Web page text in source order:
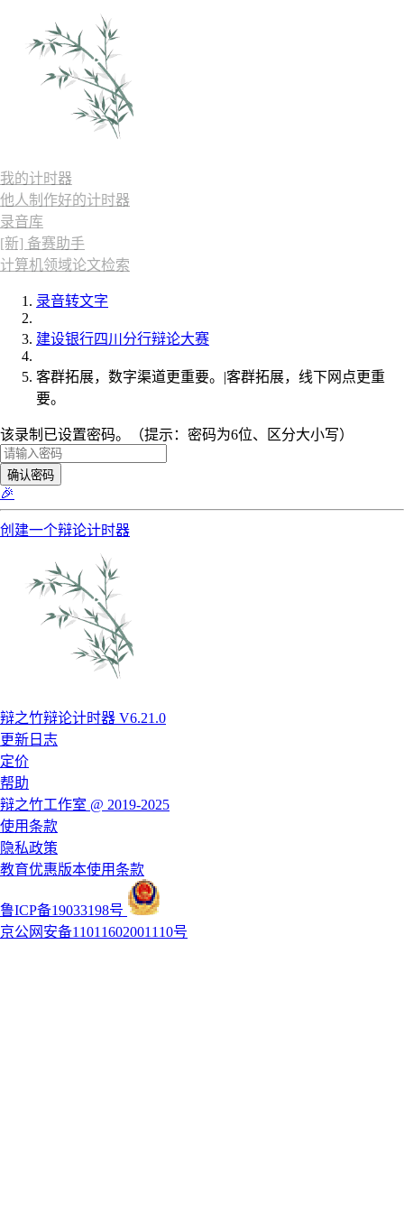
我的计时器
他人制作好的计时器
录音库
[新] 备赛助手
计算机领域论文检索
录音转文字
建设银行四川分行辩论大赛
客群拓展，数字渠道更重要。|客群拓展，线下网点更重
要。
该录制已设置密码。（提示：密码为6位、区分大小写）
确认密码
🎉
创建一个辩论计时器
辩之竹辩论计时器 V6.21.0
更新日志
定价
帮助
辩之竹工作室 @ 2019-2025
使用条款
隐私政策
教育优惠版本使用条款
鲁ICP备19033198号
京公网安备11011602001110号